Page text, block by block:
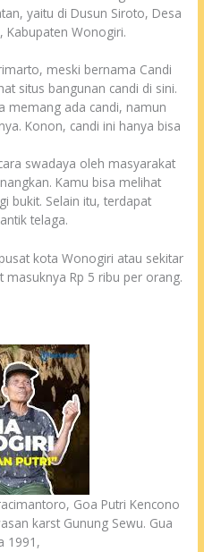
yaitu di Dusun Siroto, Desa
Kabupaten Wonogiri.
meski bernama Candi
situs bangunan candi di sini.
memang ada candi, namun
Konon, candi ini hanya bisa
swadaya oleh masyarakat
Kamu bisa melihat
bukit. Selain itu, terdapat
telaga.
kota Wonogiri atau sekitar
Rp 5 ribu per orang.
Goa Putri Kencono
karst Gunung Sewu. Gua
1991,